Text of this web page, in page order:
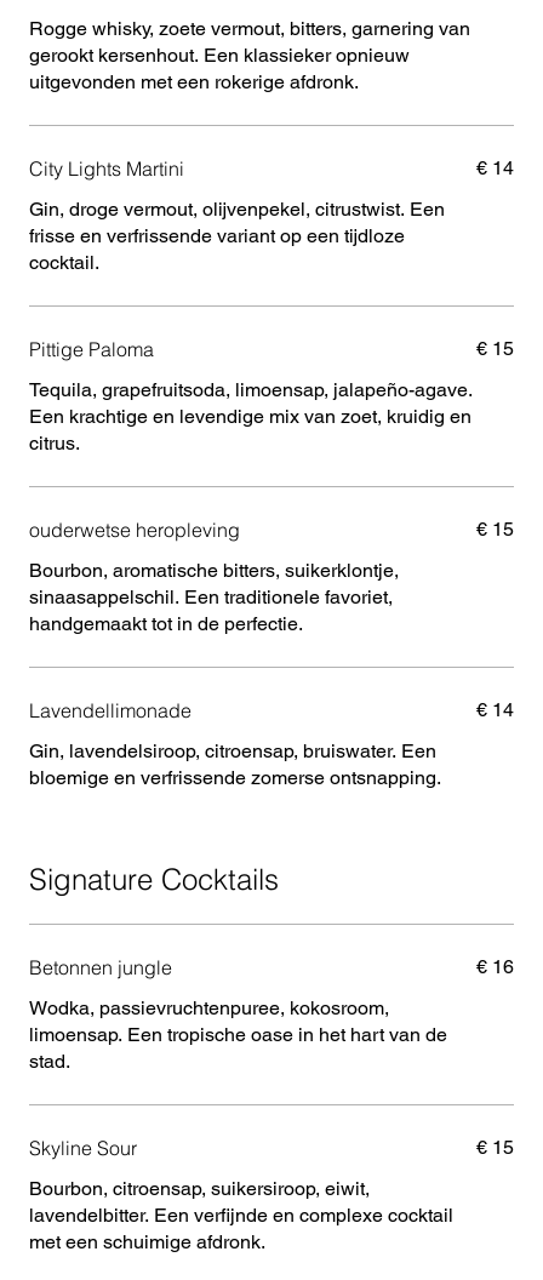
Rogge whisky, zoete vermout, bitters, garnering van
gerookt kersenhout. Een klassieker opnieuw
uitgevonden met een rokerige afdronk.
City Lights Martini
Gin, droge vermout, olijvenpekel, citrustwist. Een
frisse en verfrissende variant op een tijdloze
cocktail.
€ 14
Pittige Paloma
Tequila, grapefruitsoda, limoensap, jalapeño-agave.
Een krachtige en levendige mix van zoet, kruidig en
citrus.
€ 15
ouderwetse heropleving
Bourbon, aromatische bitters, suikerklontje,
sinaasappelschil. Een traditionele favoriet,
handgemaakt tot in de perfectie.
€ 15
Lavendellimonade
Gin, lavendelsiroop, citroensap, bruiswater. Een
bloemige en verfrissende zomerse ontsnapping.
€ 14
Signature Cocktails
Betonnen jungle
Wodka, passievruchtenpuree, kokosroom,
limoensap. Een tropische oase in het hart van de
stad.
€ 16
Skyline Sour
Bourbon, citroensap, suikersiroop, eiwit,
lavendelbitter. Een verfijnde en complexe cocktail
met een schuimige afdronk.
€ 15